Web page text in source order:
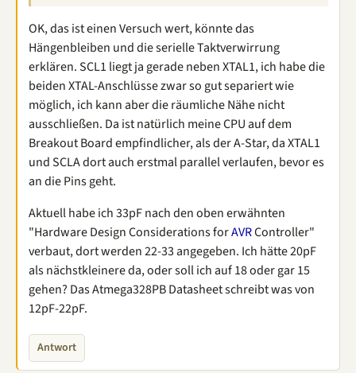
OK, das ist einen Versuch wert, könnte das
Hängenbleiben und die serielle Taktverwirrung
erklären. SCL1 liegt ja gerade neben XTAL1, ich habe die
beiden XTAL-Anschlüsse zwar so gut separiert wie
möglich, ich kann aber die räumliche Nähe nicht
ausschließen. Da ist natürlich meine CPU auf dem
Breakout Board empfindlicher, als der A-Star, da XTAL1
und SCLA dort auch erstmal parallel verlaufen, bevor es
an die Pins geht.
Aktuell habe ich 33pF nach den oben erwähnten
"Hardware Design Considerations forAVRController"
verbaut, dort werden 22-33 angegeben. Ich hätte 20pF
als nächstkleinere da, oder soll ich auf 18 oder gar 15
gehen? Das Atmega328PB Datasheet schreibt was von
12pF-22pF.
Antwort